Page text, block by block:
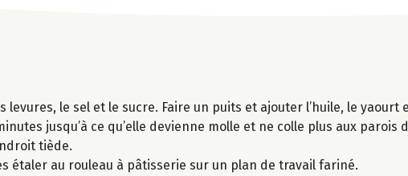
le sel et le sucre. Faire un puits et ajouter l’huile, le yaourt
jusqu’à ce qu’elle devienne molle et ne colle plus aux parois
tiède.
étaler au rouleau à pâtisserie sur un plan de travail fariné.